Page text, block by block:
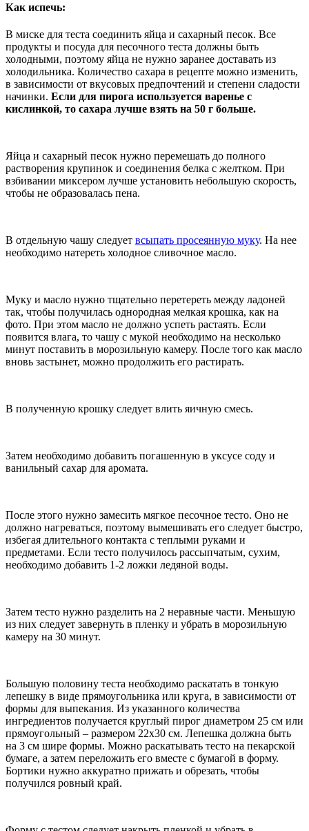
Как испечь:
В миске для теста соединить яйца и сахарный песок. Все
продукты и посуда для песочного теста должны быть
холодными, поэтому яйца не нужно заранее доставать из
холодильника. Количество сахара в рецепте можно изменить,
в зависимости от вкусовых предпочтений и степени сладости
начинки. Если для пирога используется варенье с
кислинкой, то сахара лучше взять на 50 г больше.
Яйца и сахарный песок нужно перемешать до полного
растворения крупинок и соединения белка с желтком. При
взбивании миксером лучше установить небольшую скорость,
чтобы не образовалась пена.
В отдельную чашу следует всыпать просеянную муку. На нее
необходимо натереть холодное сливочное масло.
Муку и масло нужно тщательно перетереть между ладоней
так, чтобы получилась однородная мелкая крошка, как на
фото. При этом масло не должно успеть растаять. Если
появится влага, то чашу с мукой необходимо на несколько
минут поставить в морозильную камеру. После того как масло
вновь застынет, можно продолжить его растирать.
В полученную крошку следует влить яичную смесь.
Затем необходимо добавить погашенную в уксусе соду и
ванильный сахар для аромата.
После этого нужно замесить мягкое песочное тесто. Оно не
должно нагреваться, поэтому вымешивать его следует быстро,
избегая длительного контакта с теплыми руками и
предметами. Если тесто получилось рассыпчатым, сухим,
необходимо добавить 1-2 ложки ледяной воды.
Затем тесто нужно разделить на 2 неравные части. Меньшую
из них следует завернуть в пленку и убрать в морозильную
камеру на 30 минут.
Большую половину теста необходимо раскатать в тонкую
лепешку в виде прямоугольника или круга, в зависимости от
формы для выпекания. Из указанного количества
ингредиентов получается круглый пирог диаметром 25 см или
прямоугольный – размером 22х30 см. Лепешка должна быть
на 3 см шире формы. Можно раскатывать тесто на пекарской
бумаге, а затем переложить его вместе с бумагой в форму.
Бортики нужно аккуратно прижать и обрезать, чтобы
получился ровный край.